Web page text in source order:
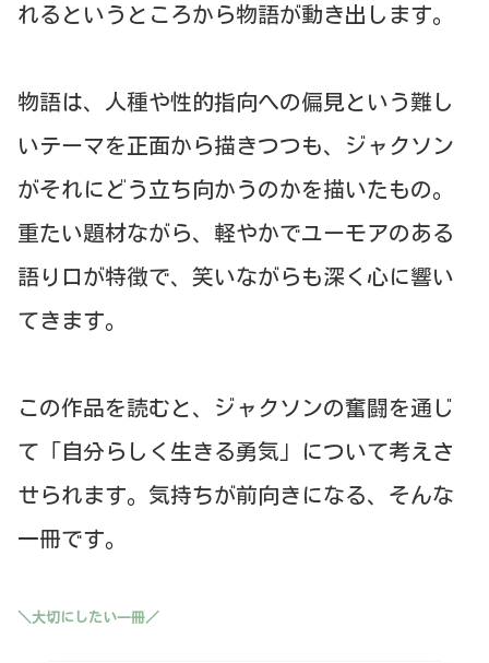
れるというところから物語が動き出します。
物語は、人種や性的指向への偏見という難し
いテーマを正面から描きつつも、ジャクソン
がそれにどう立ち向かうのかを描いたもの。
重たい題材ながら、軽やかでユーモアのある
語り口が特徴で、笑いながらも深く心に響い
てきます。
この作品を読むと、ジャクソンの奮闘を通じ
て「自分らしく生きる勇気」について考えさ
せられます。気持ちが前向きになる、そんな
一冊です。
＼大切にしたい一冊／